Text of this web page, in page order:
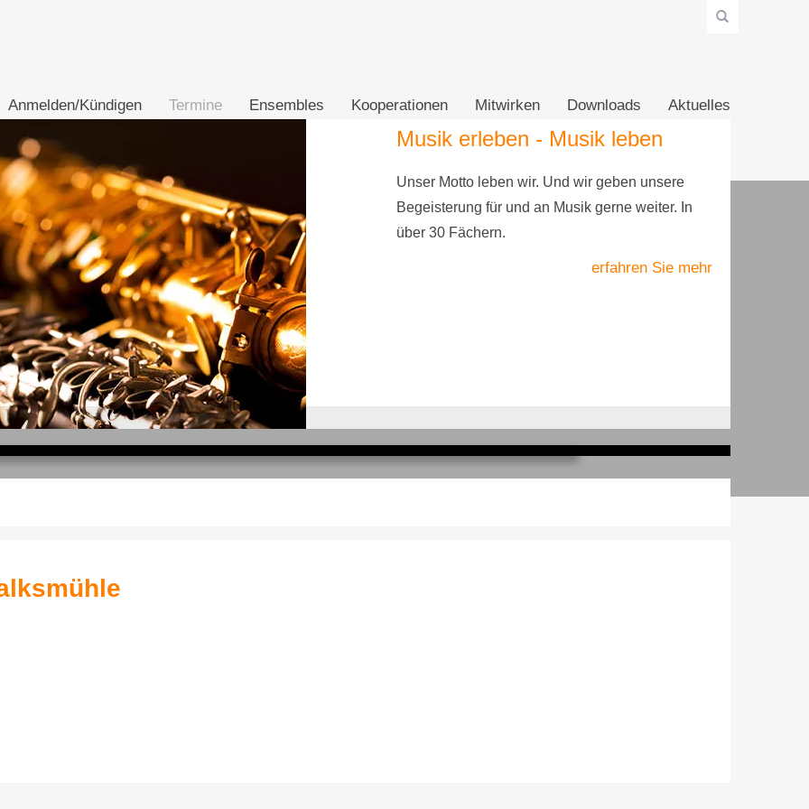
Anmelden/Kündigen Termine Ensembles Kooperationen Mitwirken Downloads Aktuelles
Musik erleben - Musik leben
Unser Motto leben wir. Und wir geben unsere
Begeisterung für und an Musik gerne weiter. In
über 30 Fächern.
erfahren Sie mehr